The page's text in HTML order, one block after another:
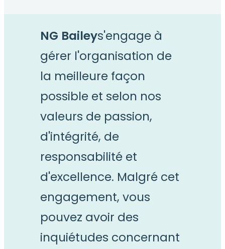
NG Baileys'engage à
gérer l'organisation de
la meilleure façon
possible et selon nos
valeurs de passion,
d'intégrité, de
responsabilité et
d'excellence. Malgré cet
engagement, vous
pouvez avoir des
inquiétudes concernant